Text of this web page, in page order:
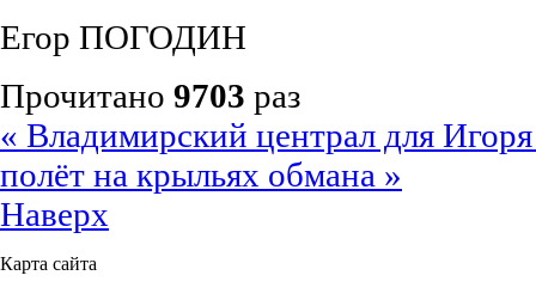
Егор ПОГОДИН
Прочитано 9703 раз
« Владимирский централ для
полёт на крыльях обмана »
Наверх
Карта сайта